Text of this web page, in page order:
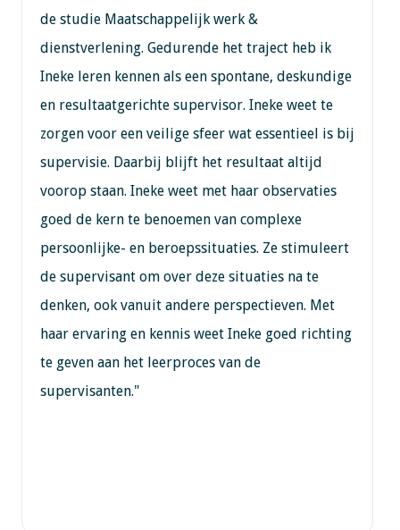
de studie Maatschappelijk werk &
dienstverlening. Gedurende het traject heb ik
Ineke leren kennen als een spontane, deskundige
en resultaatgerichte supervisor. Ineke weet te
zorgen voor een veilige sfeer wat essentieel is bij
supervisie. Daarbij blijft het resultaat altijd
voorop staan. Ineke weet met haar observaties
goed de kern te benoemen van complexe
persoonlijke- en beroepssituaties. Ze stimuleert
de supervisant om over deze situaties na te
denken, ook vanuit andere perspectieven. Met
haar ervaring en kennis weet Ineke goed richting
te geven aan het leerproces van de
supervisanten."